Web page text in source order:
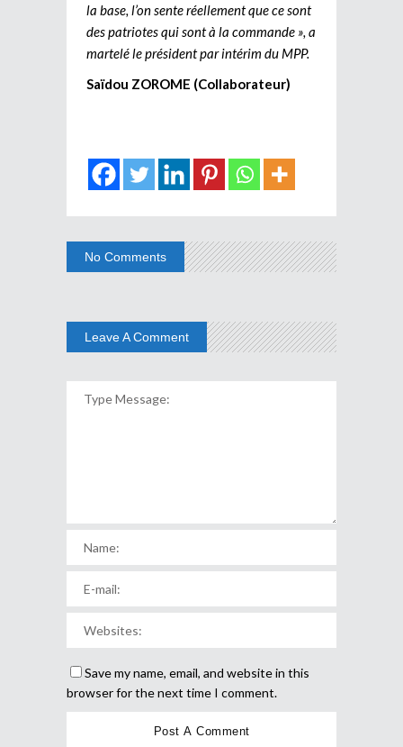
la base, l’on sente réellement que ce sont
des patriotes qui sont à la commande », a
martelé le président par intérim du MPP.
Saïdou ZOROME (Collaborateur)
No Comments
Leave A Comment
Save my name, email, and website in this
browser for the next time I comment.